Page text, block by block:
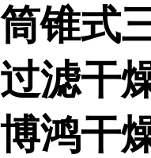
筒锥式
过滤干
博鸿干